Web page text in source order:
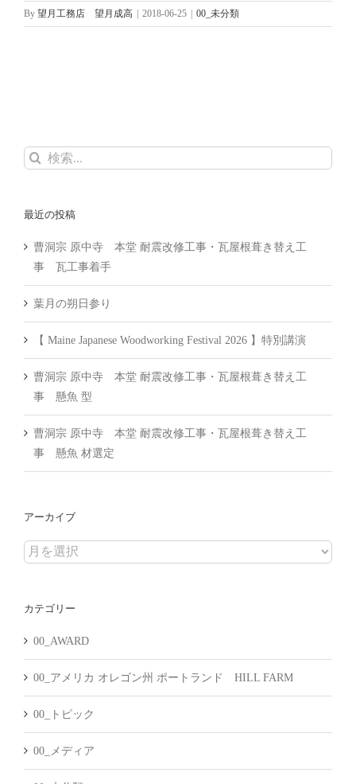
By 望月工務店 望月成高 2018-06-25 00_未分類
検
最近の投稿
曹洞宗 原中寺 本堂 耐震改修工事・瓦屋根葺き替え工
事 瓦工事着手
葉月の朔日参り
【 Maine Japanese Woodworking Festival 2026 】特別講演
曹洞宗 原中寺 本堂 耐震改修工事・瓦屋根葺き替え工
事 懸魚 型
曹洞宗 原中寺 本堂 耐震改修工事・瓦屋根葺き替え工
事 懸魚 材選定
アーカイブ
ア
イ
カテゴリー
00_AWARD
00_アメリカ オレゴン州 ポートランド HILL FARM
00_トピック
00_メディア